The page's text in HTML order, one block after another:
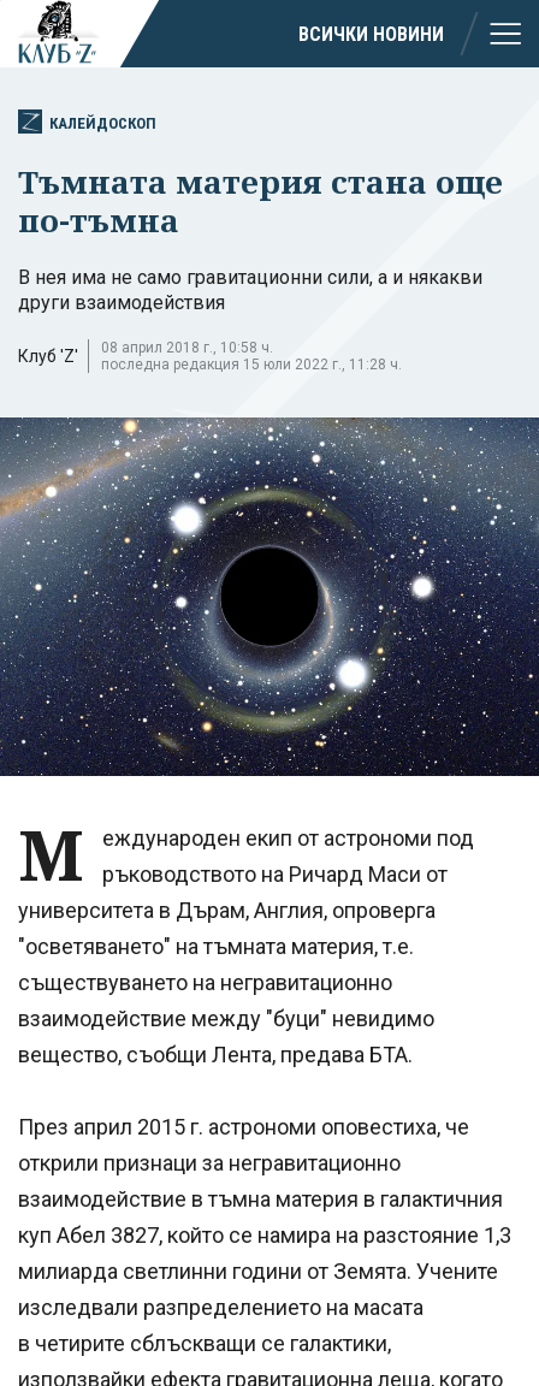
ВСИЧКИ НОВИНИ
КАЛЕЙДОСКОП
Тъмната материя стана още
по-тъмна
В нея има не само гравитационни сили, а и някакви
други взаимодействия
Клуб 'Z'
08 април 2018 г., 10:58 ч.
последна редакция 15 юли 2022 г., 11:28 ч.
М
еждународен екип от астрономи под
ръководството на Ричард Маси от
университета в Дърам, Англия, опроверга
"осветяването" на тъмната материя, т.е.
съществуването на негравитационно
взаимодействие между "буци" невидимо
вещество, съобщи Лента, предава БТА.
През април 2015 г. астрономи оповестиха, че
открили признаци за негравитационно
взаимодействие в тъмна материя в галактичния
куп Абел 3827, който се намира на разстояние 1,3
милиарда светлинни години от Земята. Учените
изследвали разпределението на масата
в четирите сблъскващи се галактики,
използвайки ефекта гравитационна леща, когато